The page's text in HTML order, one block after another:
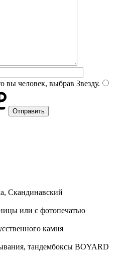
вы человек, выбрав Звезду.
Скандинавский
или с фотопечатью
камня
тандембоксы BOYARD